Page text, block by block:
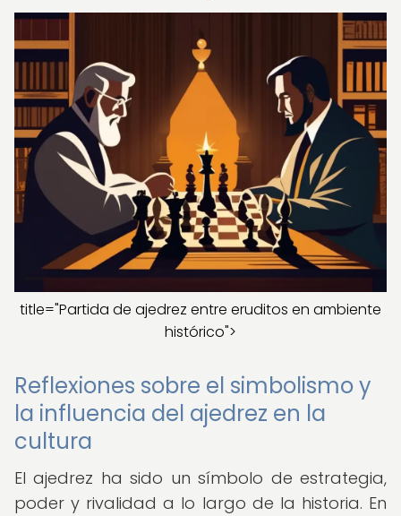
title="Partida de ajedrez entre eruditos en ambiente
histórico">
Reflexiones sobre el simbolismo y
la influencia del ajedrez en la
cultura
El ajedrez ha sido un símbolo de estrategia,
poder y rivalidad a lo largo de la historia. En